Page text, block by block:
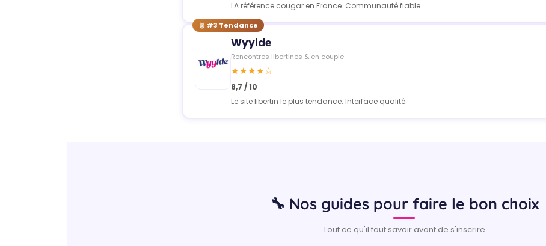
LA référence cougar en France. Communauté fiable.
🥉 #3 Tendance
Wyylde
Rencontres libertines & en couple
★★★★☆
8,7 / 10
Le site libertin le plus tendance. Interface qualité.
🔧 Nos guides pour faire le bon choix
Tout ce qu'il faut savoir avant de s'inscrire